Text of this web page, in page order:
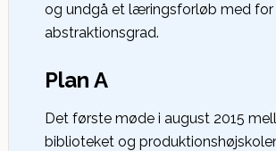
og undgå et læringsforløb med for
abstraktionsgrad.
Plan A
Det første møde i august 2015
biblioteket og